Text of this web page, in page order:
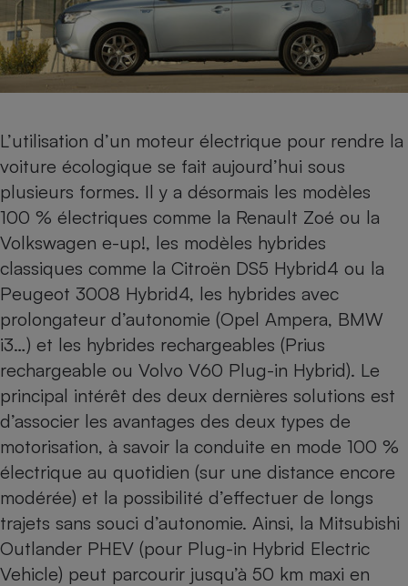
L’utilisation d’un moteur électrique pour rendre la
voiture écologique se fait aujourd’hui sous
plusieurs formes. Il y a désormais les modèles
100 % électriques comme la Renault Zoé ou la
Volkswagen e-up!, les modèles hybrides
classiques comme la Citroën DS5 Hybrid4 ou la
Peugeot 3008 Hybrid4, les hybrides avec
prolongateur d’autonomie (Opel Ampera, BMW
i3…) et les hybrides rechargeables (Prius
rechargeable ou Volvo V60 Plug-in Hybrid). Le
principal intérêt des deux dernières solutions est
d’associer les avantages des deux types de
motorisation, à savoir la conduite en mode 100 %
électrique au quotidien (sur une distance encore
modérée) et la possibilité d’effectuer de longs
trajets sans souci d’autonomie. Ainsi, la Mitsubishi
Outlander PHEV (pour Plug-in Hybrid Electric
Vehicle) peut parcourir jusqu’à 50 km maxi en
Complément
alimentaire
bouteille
Banque
Petit électroménager -
Lave-linge
Plaque de cuisson à
induction
Téléviseur
Téléphone mobile -
Smartphone
Matelas
Radiateur électrique
Climatiseur -
Ventilateur
Mutuelle
Antimoustique